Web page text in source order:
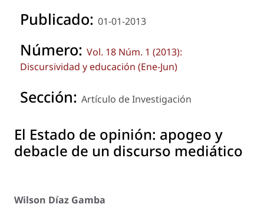
Publicado: 01-01-2013
Número: Vol. 18 Núm. 1 (2013):
Discursividad y educación (Ene-Jun)
Sección: Artículo de Investigación
El Estado de opinión: apogeo y
debacle de un discurso mediático
Wilson Díaz Gamba